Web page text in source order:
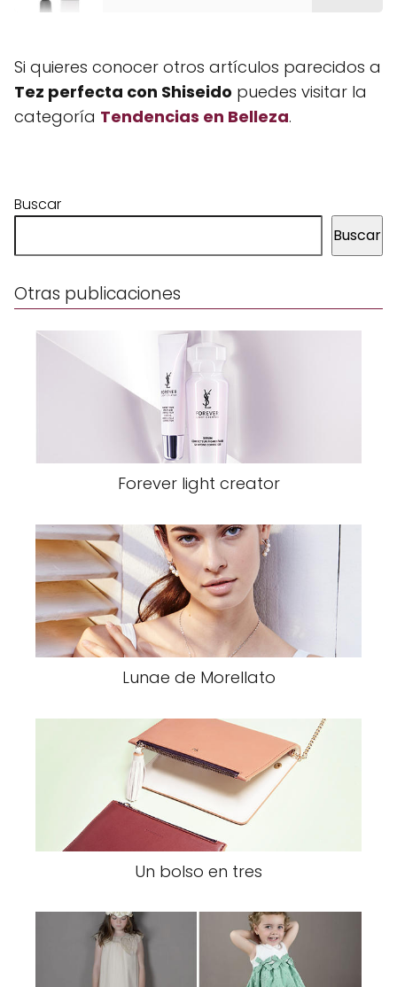
Si quieres conocer otros artículos parecidos a
Tez perfecta con Shiseido puedes visitar la
categoría Tendencias en Belleza.
Buscar
Buscar
Otras publicaciones
Forever light creator
Lunae de Morellato
Un bolso en tres